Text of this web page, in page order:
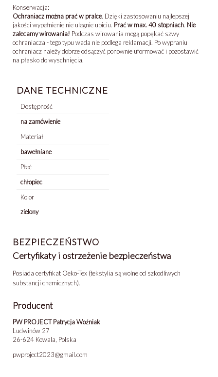
Konserwacja:
Ochraniacz można prać w pralce. Dzięki zastosowaniu najlepszej
jakości wypełnienie nie ulegnie ubiciu. Prać w max. 40 stopniach. Nie
zalecamy wirowania! Podczas wirowania mogą popękać szwy
ochraniacza - tego typu wada nie podlega reklamacji. Po wypraniu
ochraniacz należy dobrze odsączyć ponownie uformować i pozostawić
na płasko do wyschnięcia.
DANE TECHNICZNE
Dostępność
na zamówienie
Materiał
bawełniane
Płeć
chłopiec
Kolor
zielony
BEZPIECZEŃSTWO
Certyfikaty i ostrzeżenie bezpieczeństwa
Posiada certyfikat Oeko-Tex (tekstylia są wolne od szkodliwych
substancji chemicznych).
Producent
PW PROJECT Patrycja Woźniak
Ludwinów 27
26-624 Kowala, Polska
pwproject2023@gmail.com